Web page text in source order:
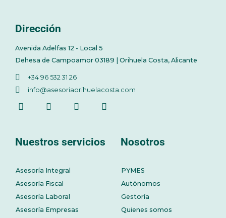
Dirección
Avenida Adelfas 12 - Local 5
Dehesa de Campoamor 03189 | Orihuela Costa, Alicante
+34 96 532 31 26
info@asesoriaorihuelacosta.com
Nuestros servicios
Asesoría Integral
Asesoría Fiscal
Asesoría Laboral
Asesoría Empresas
Nosotros
PYMES
Autónomos
Gestoría
Quienes somos